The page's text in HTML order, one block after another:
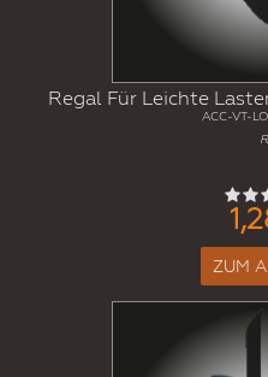
Regal Für Leichte
ACC-VT-
ZUM